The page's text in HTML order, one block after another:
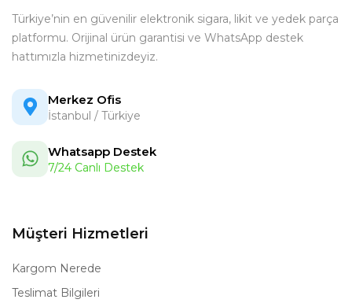
Türkiye’nin en güvenilir elektronik sigara, likit ve yedek parça
platformu. Orijinal ürün garantisi ve WhatsApp destek
hattımızla hizmetinizdeyiz.
Merkez Ofis
İstanbul / Türkiye
Whatsapp Destek
7/24 Canlı Destek
Müşteri Hizmetleri
Kargom Nerede
Teslimat Bilgileri